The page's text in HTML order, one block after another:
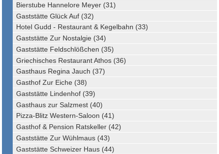
Bierstube Hannelore Meyer (31)
Gaststätte Glück Auf (32)
Hotel Gudd - Restaurant & Kegelbahn (33)
Gaststätte Zur Nostalgie (34)
Gaststätte Feldschlößchen (35)
Griechisches Restaurant Athos (36)
Gasthaus Regina Jauch (37)
Gasthof Zur Eiche (38)
Gaststätte Lindenhof (39)
Gasthaus zur Salzmest (40)
Pizza-Blitz Western-Saloon (41)
Gasthof & Pension Ratskeller (42)
Gaststätte Zur Wühlmaus (43)
Gaststätte Schweizer Haus (44)